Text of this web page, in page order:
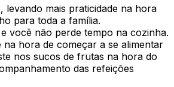
levando mais praticidade na hora
para toda a família.
você não perde tempo na cozinha.
na hora de começar a se alimentar
nos sucos de frutas na hora do
das refeições